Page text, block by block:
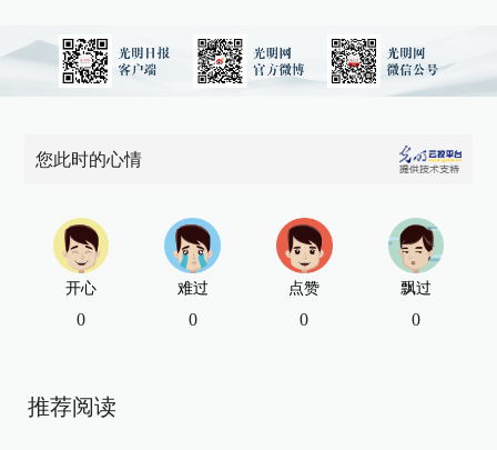
您此时的心情
开心
0
难过
0
点赞
0
飘过
0
推荐阅读